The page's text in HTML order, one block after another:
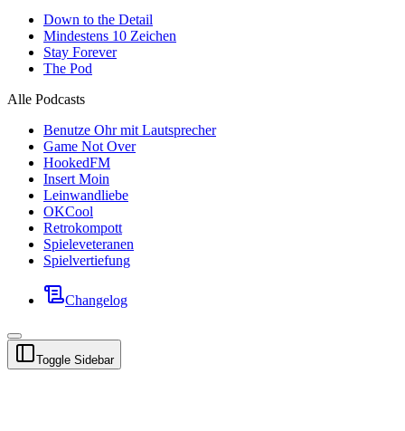
Down to the Detail
Mindestens 10 Zeichen
Stay Forever
The Pod
Alle Podcasts
Benutze Ohr mit Lautsprecher
Game Not Over
HookedFM
Insert Moin
Leinwandliebe
OKCool
Retrokompott
Spieleveteranen
Spielvertiefung
Changelog
Toggle Sidebar